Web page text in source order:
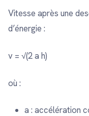
Vitesse après une
d’énergie :
v = √(2 a h)
où :
a : accélération